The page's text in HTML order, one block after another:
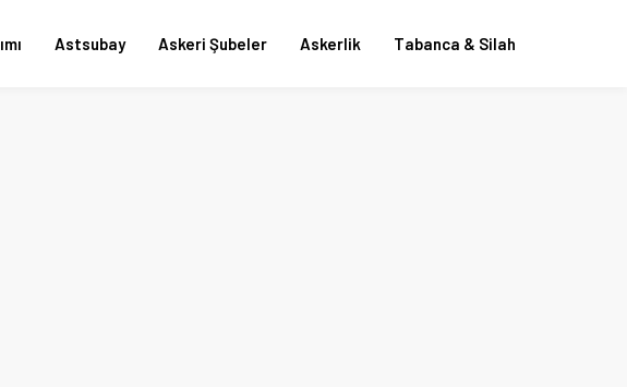
Astsubay Askeri Şubeler Askerlik Tabanca & Silah